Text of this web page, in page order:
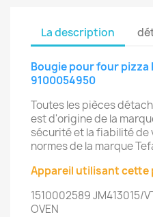
La description
Bougie pour four pizza
9100054950
Toutes les pièces
est d'origine de la
sécurité et la fiabilité de
normes de la marque
Appareil utilisant cette
1510002589 JM413015/
OVEN